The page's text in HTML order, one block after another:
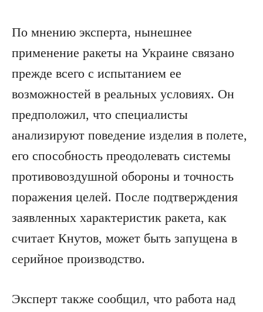
По мнению эксперта, нынешнее
применение ракеты на Украине связано
прежде всего с испытанием ее
возможностей в реальных условиях. Он
предположил, что специалисты
анализируют поведение изделия в полете,
его способность преодолевать системы
противовоздушной обороны и точность
поражения целей. После подтверждения
заявленных характеристик ракета, как
считает Кнутов, может быть запущена в
серийное производство.
Эксперт также сообщил, что работа над